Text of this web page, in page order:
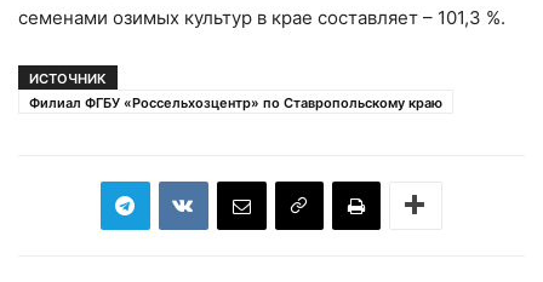
семенами озимых культур в крае составляет – 101,3 %.
ИСТОЧНИК
Филиал ФГБУ «Россельхозцентр» по Ставропольскому краю